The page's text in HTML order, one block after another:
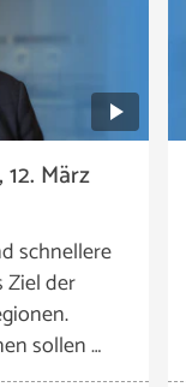
März
schnellere
Ziel der
sollen …